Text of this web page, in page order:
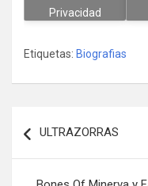
Privacidad
acuerdo
Etiquetas: Biografias
de
ULTRAZORRAS